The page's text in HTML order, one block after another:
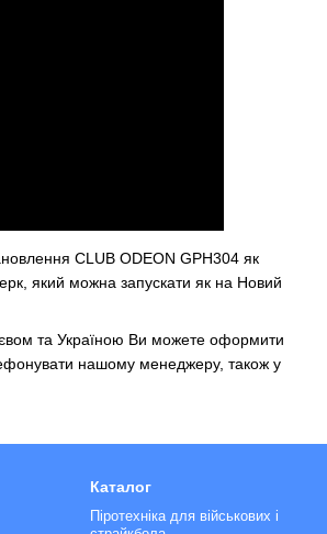
CLUB ODEON GPH304 як
який можна запускати як на Новий
та Україною Ви можете оформити
нашому менеджеру, також у
Каталог
Піротехніка для військових і